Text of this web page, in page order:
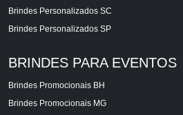
Brindes Personalizados SC
Brindes Personalizados SP
BRINDES PARA EVENTOS
Brindes Promocionais BH
Brindes Promocionais MG